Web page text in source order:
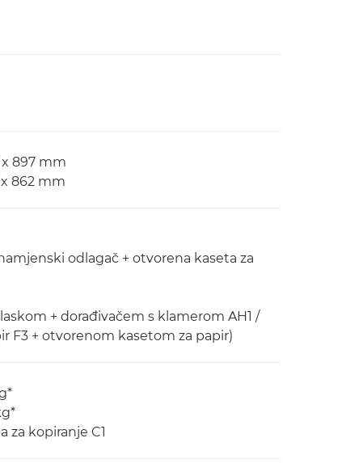
x 897 mm
862 mm
odlagač + otvorena kaseta za
+ dorađivačem s klamerom AH1 /
F3 + otvorenom kasetom za papir)
za kopiranje C1